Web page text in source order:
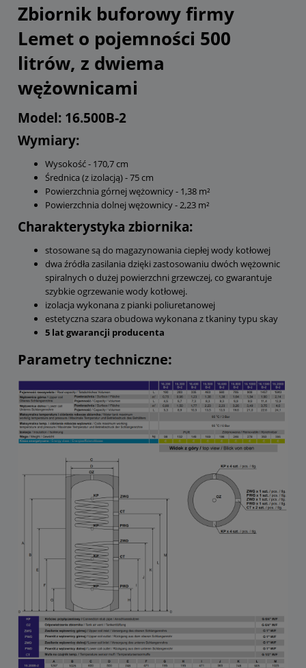
Zbiornik buforowy firmy
Lemet o pojemności 500
litrów, z dwiema
wężownicami
Model: 16.500B-2
Wymiary:
Wysokość - 170,7 cm
Średnica (z izolacją) - 75 cm
Powierzchnia górnej wężownicy - 1,38 m²
Powierzchnia dolnej wężownicy - 2,23 m²
Charakterystyka zbiornika:
stosowane są do magazynowania ciepłej wody kotłowej
dwa źródła zasilania dzięki zastosowaniu dwóch wężownic
spiralnych o dużej powierzchni grzewczej, co gwarantuje
szybkie ogrzewanie wody kotłowej.
izolacja wykonana z pianki poliuretanowej
estetyczna szara obudowa wykonana z tkaniny typu skay
5 lat gwarancji producenta
Parametry techniczne: